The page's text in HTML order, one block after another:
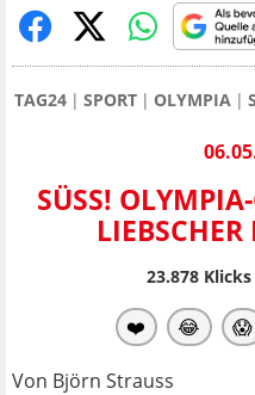
TAG24 SPORT OLYMPIA
SÜSS! OLYMPIA-
IEBSCHER
23.878Klicks
❤️ 😂 😱
Von Björn Strauss